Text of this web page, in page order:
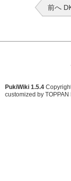
前へ
PukiWiki 1.5.4
customized by TOPPAN